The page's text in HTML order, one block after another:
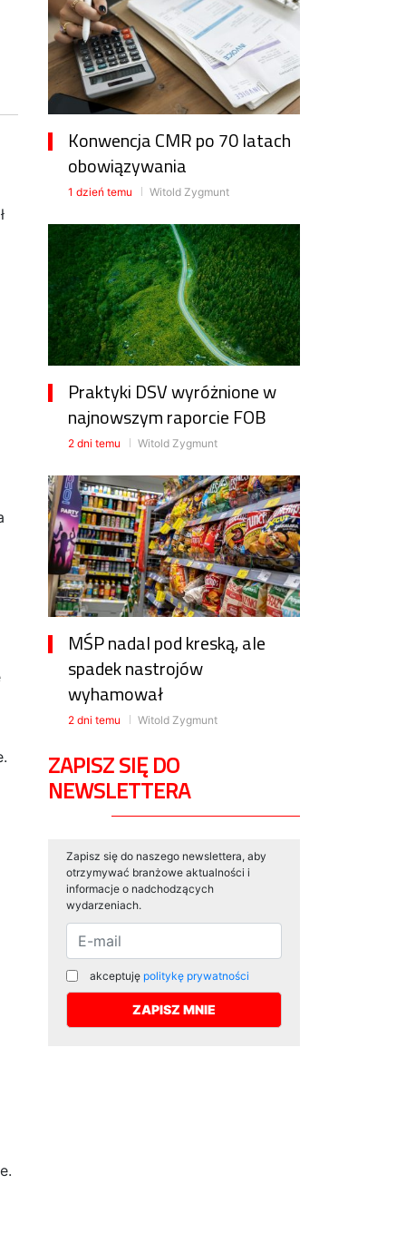
Konwencja CMR po 70 latach
obowiązywania
1 dzień temu Witold Zygmunt
Praktyki DSV wyróżnione w
najnowszym raporcie FOB
2 dni temu Witold Zygmunt
MŚP nadal pod kreską, ale
spadek nastrojów
wyhamował
2 dni temu Witold Zygmunt
ZAPISZ SIĘ DO
NEWSLETTERA
Zapisz się do naszego newslettera, aby
otrzymywać branżowe aktualności i
informacje o nadchodzących
wydarzeniach.
akceptuję politykę prywatności